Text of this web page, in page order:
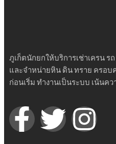
ภูเก็ตนักยกให้บริการเช่าเครน ร
และจำหน่ายหิน ดิน ทราย ครอบ
ก่อนเริ่ม ทำงานเป็นระบบ เน้น